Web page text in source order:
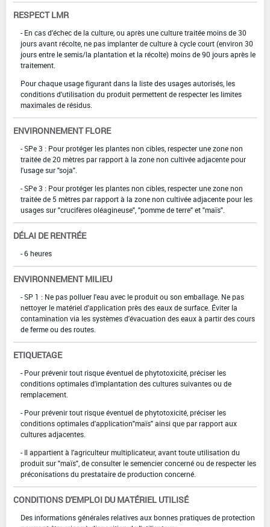
RESPECT LMR
- En cas d'échec de la culture, ou après une culture traitée moins de 30
jours avant récolte, ne pas implanter de culture à cycle court (environ 30
jours entre le semis/la plantation et la récolte) moins de 90 jours après le
traitement.
Pour chaque usage figurant dans la liste des usages autorisés, les
conditions d'utilisation du produit permettent de respecter les limites
maximales de résidus.
ENVIRONNEMENT FLORE
- SPe 3 : Pour protéger les plantes non cibles, respecter une zone non
traitée de 20 mètres par rapport à la zone non cultivée adjacente pour
l'usage sur "soja".
- SPe 3 : Pour protéger les plantes non cibles, respecter une zone non
traitée de 5 mètres par rapport à la zone non cultivée adjacente pour les
usages sur "crucifères oléagineuse", "pomme de terre" et "maïs".
DÉLAI DE RENTRÉE
- 6 heures
ENVIRONNEMENT MILIEU
- SP 1 : Ne pas polluer l'eau avec le produit ou son emballage. Ne pas
nettoyer le matériel d'application près des eaux de surface. Éviter la
contamination via les systèmes d'évacuation des eaux à partir des cours
de ferme ou des routes.
ETIQUETAGE
- Pour prévenir tout risque éventuel de phytotoxicité, préciser les
conditions optimales d'implantation des cultures suivantes ou de
remplacement.
- Pour prévenir tout risque éventuel de phytotoxicité, préciser les
conditions optimales d'application"maïs" ainsi que par rapport aux
cultures adjacentes.
- Il appartient à l'agriculteur multiplicateur, avant toute utilisation du
produit sur "maïs", de consulter le semencier concerné ou de respecter les
préconisations du prestataire de production concerné.
CONDITIONS D'EMPLOI DU MATÉRIEL UTILISÉ
Des informations générales relatives aux bonnes pratiques de protection